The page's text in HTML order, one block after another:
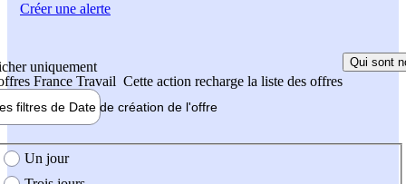
uniquement
France Travail Cette action recharge la liste des offres
Qui sont
filtres de Date de création de l'offre
création de l'offre
Un jour
Créer une alerte